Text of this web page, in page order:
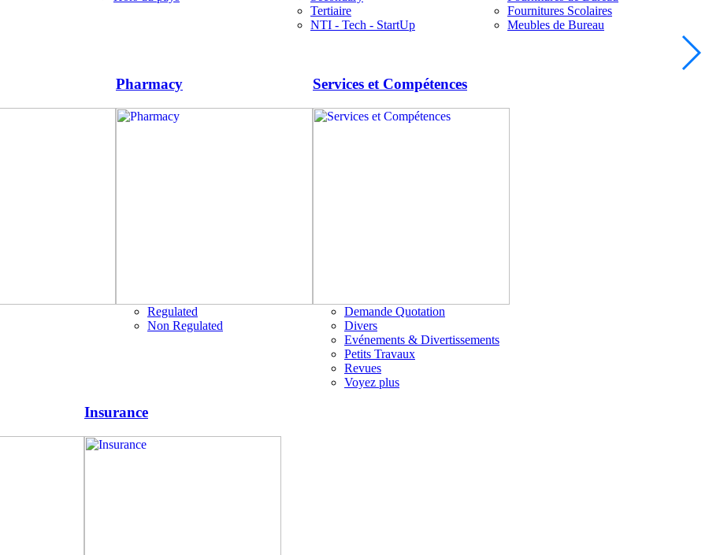
Tertiaire
NTI - Tech - StartUp
Fournitures Scolaires
Meubles de Bureau
Pharmacy
Regulated
Non Regulated
Services et Compétences
Demande Quotation
Divers
Evénements & Divertissements
Petits Travaux
Revues
Voyez plus
Insurance